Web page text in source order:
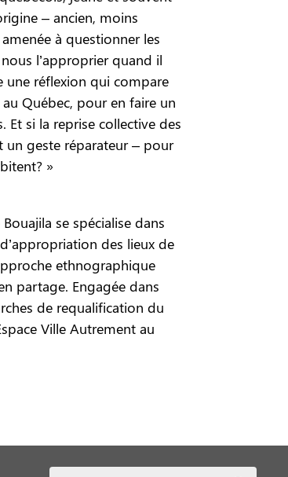
– ancien, moins
à questionner les
l’approprier quand il
une réflexion qui compare
Québec, pour en faire un
si la reprise collective des
un geste réparateur – pour
»
se spécialise dans
des lieux de
ethnographique
partage. Engagée dans
de requalification du
Ville Autrement au